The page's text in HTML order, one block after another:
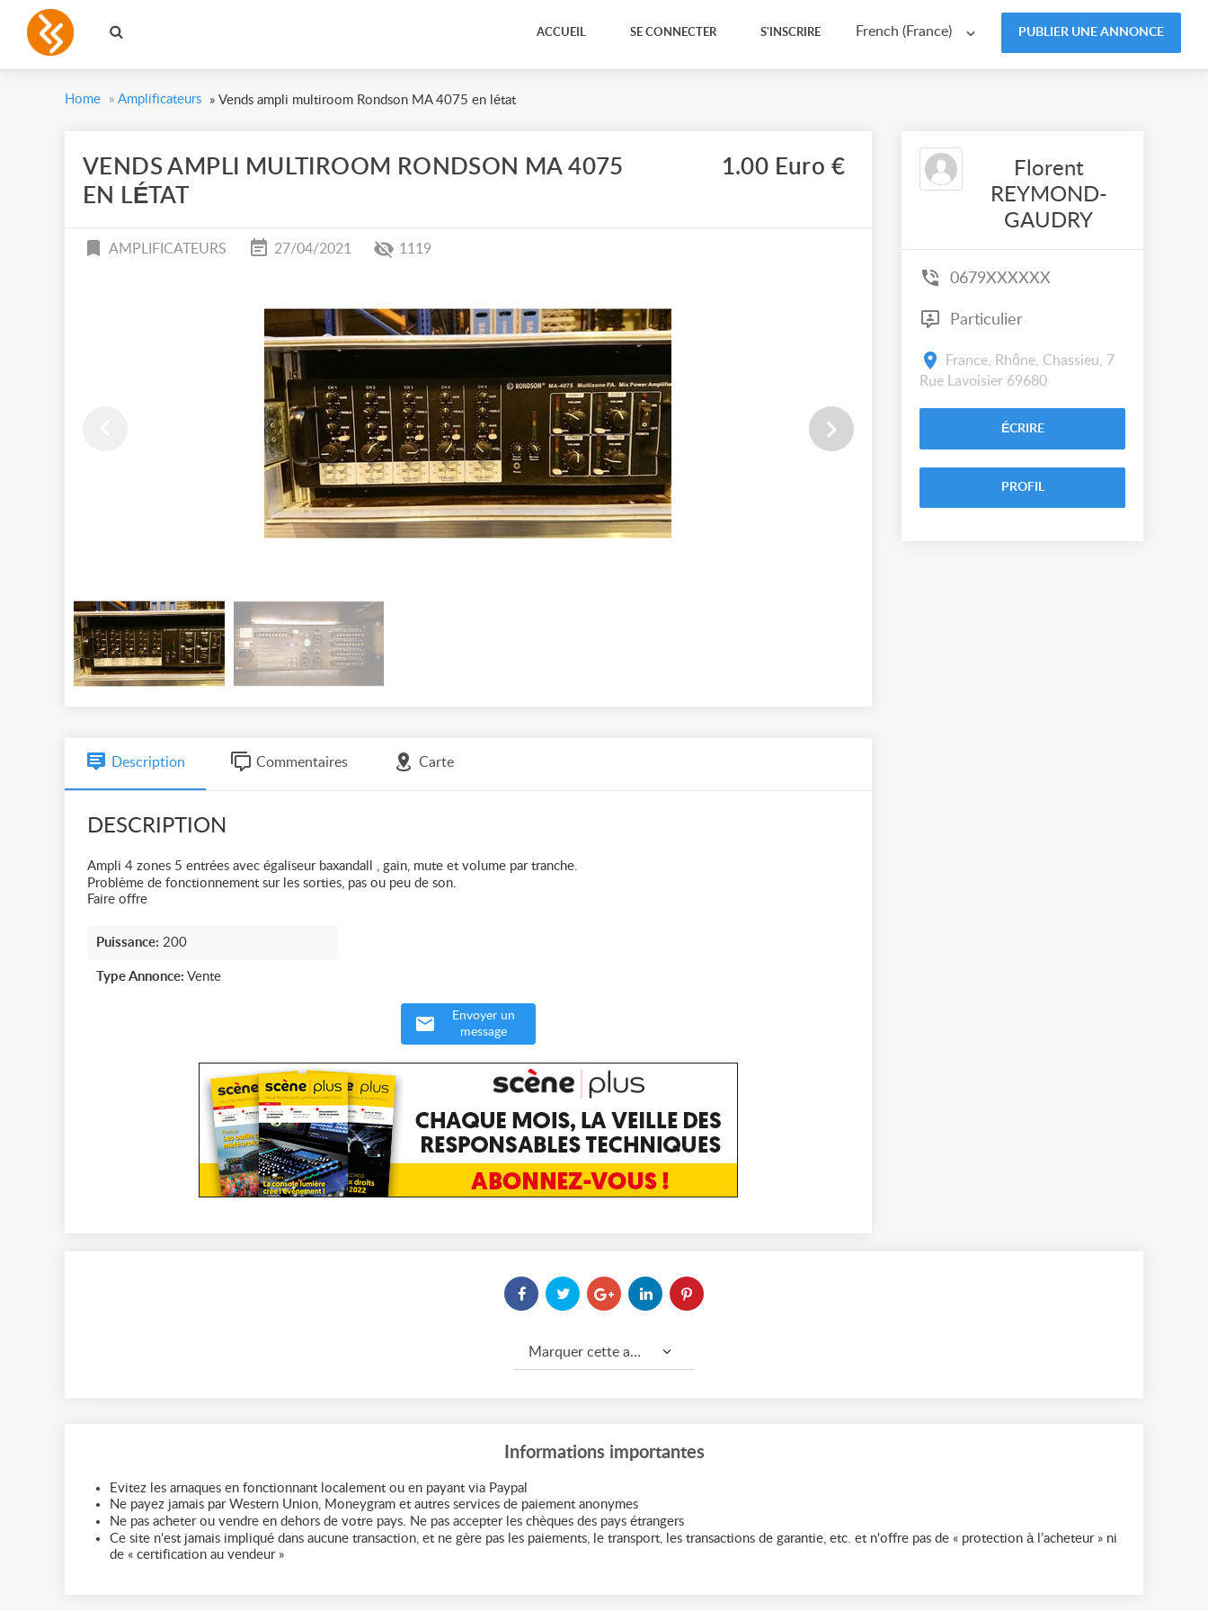
French (France) PUBLIER UNE ANNONCE
ACCUEIL SE CONNECTER S'INSCRIRE
Home » Amplificateurs » Vends ampli multiroom Rondson MA 4075 en létat
VENDS AMPLI MULTIROOM RONDSON MA 4075
EN LÉTAT
1.00 Euro €
AMPLIFICATEURS 27/04/2021 1119
Description Commentaires Carte
DESCRIPTION
Ampli 4 zones 5 entrées avec égaliseur baxandall , gain, mute et volume par tranche.
Problème de fonctionnement sur les sorties, pas ou peu de son.
Faire offre
Puissance: 200
Type Annonce: Vente
Envoyer un
message
Florent
REYMOND-
GAUDRY
0679XXXXXX
Particulier
France, Rhône, Chassieu, 7
Rue Lavoisier 69680
ÉCRIRE
PROFIL
Marquer cette annonce comme...
Informations importantes
Evitez les arnaques en fonctionnant localement ou en payant via Paypal
Ne payez jamais par Western Union, Moneygram et autres services de paiement anonymes
Ne pas acheter ou vendre en dehors de votre pays. Ne pas accepter les chèques des pays étrangers
Ce site n'est jamais impliqué dans aucune transaction, et ne gère pas les paiements, le transport, les transactions de garantie, etc. et n'offre pas de « protection à l’acheteur » ni
de « certification au vendeur »